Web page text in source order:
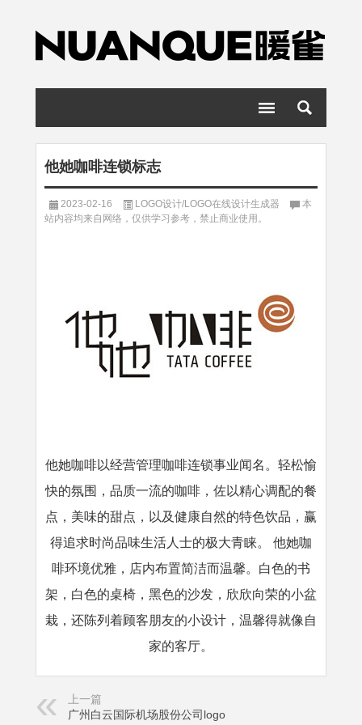
他她咖啡连锁标志
2023-02-16 LOGO设计/LOGO在线设计生成器
本
站内容均来自网络，仅供学习参考，禁止商业使用。
他她咖啡以经营管理咖啡连锁事业闻名。轻松愉
快的氛围，品质一流的咖啡，佐以精心调配的餐
点，美味的甜点，以及健康自然的特色饮品，赢
得追求时尚品味生活人士的极大青睐。 他她咖
啡环境优雅，店内布置简洁而温馨。白色的书
架，白色的桌椅，黑色的沙发，欣欣向荣的小盆
栽，还陈列着顾客朋友的小设计，温馨得就像自
家的客厅。
上一篇
广州白云国际机场股份公司logo